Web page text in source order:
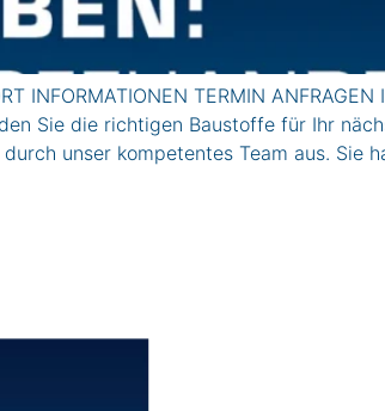
INFORMATIONEN TERMIN
Sie die richtigen Baustoffe für Ihr
unser kompetentes Team aus. Sie